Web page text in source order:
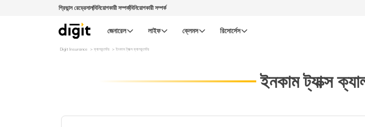
গ্রিভান্স রেড্রেসালবিনিয়োগকারী সম্পর্কবিনিয়োগকারী সম্পর্ক
জেনারেল লাইফ ক্লেমস রিসোর্সেস
Digit Insurance ক্যালকুলেটর ইনকাম ট্যাক্স ক্যালকুলেটর
ইনকাম ট্যাক্স